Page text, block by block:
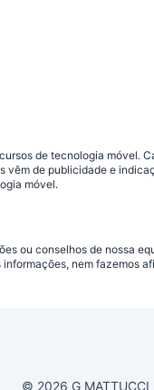
de tecnologia móvel.
de publicidade e
móvel.
ou conselhos de nossa
nem fazemos
© 2026 G MATTUCCI